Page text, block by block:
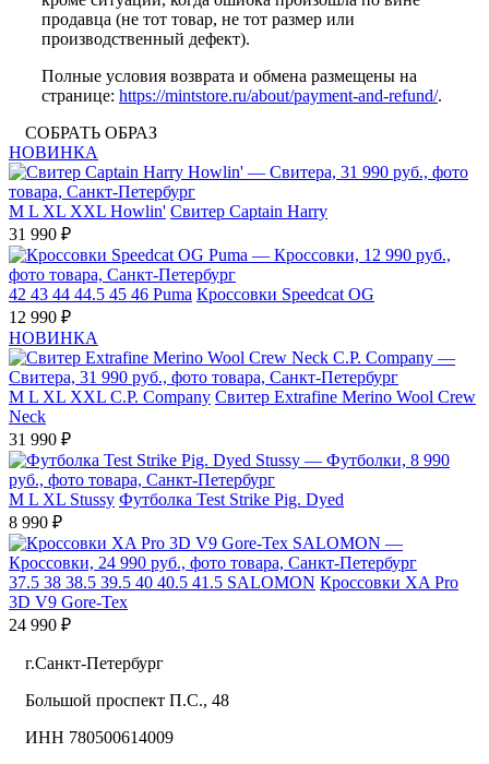
продавца (не тот товар, не тот размер или
производственный дефект).
Полные условия возврата и обмена размещены на
странице: https://mintstore.ru/about/payment-and-refund/.
СОБРАТЬ ОБРАЗ
НОВИНКА
M L XL XXL Howlin' Свитер Captain Harry
31 990 ₽
42 43 44 44.5 45 46 Puma Кроссовки Speedcat OG
12 990 ₽
НОВИНКА
M L XL XXL C.P. Company Свитер Extrafine Merino Wool Crew
Neck
31 990 ₽
M L XL Stussy Футболка Test Strike Pig. Dyed
8 990 ₽
37.5 38 38.5 39.5 40 40.5 41.5 SALOMON Кроссовки XA Pro
3D V9 Gore-Tex
24 990 ₽
г.Санкт-Петербург
Большой проспект П.С., 48
ИНН 780500614009